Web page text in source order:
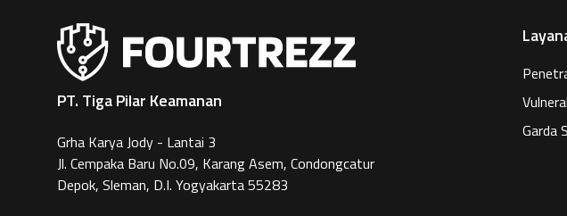
PT. Tiga Pilar Keamanan
Grha Karya Jody - Lantai 3
Jl. Cempaka Baru No.09, Karang Asem, Condongcatur
Depok, Sleman, D.I. Yogyakarta 55283
Garda